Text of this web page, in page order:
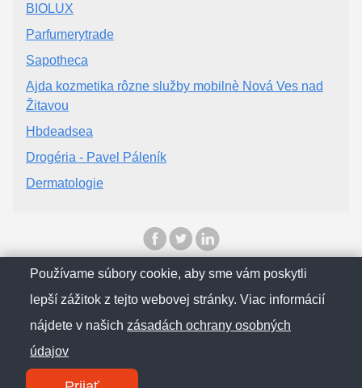
BIOLUX
Parfumerytrade
Sapotheca
Ajda kozmetika rôzne služby mobilnè Nová Ves nad
Žitavou
Hbdeadsea
Drogéria - Pavel Páleník
Dermatologie
© SlovenskObcan 2025
Zásady ochrany osobných údajov
Používame súbory cookie, aby sme vám poskytli
lepší zážitok z tejto webovej stránky. Viac informácií
nájdete v našich zásadách ochrany osobných
údajov